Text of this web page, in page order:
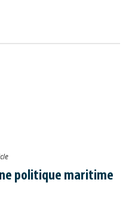
politique maritime